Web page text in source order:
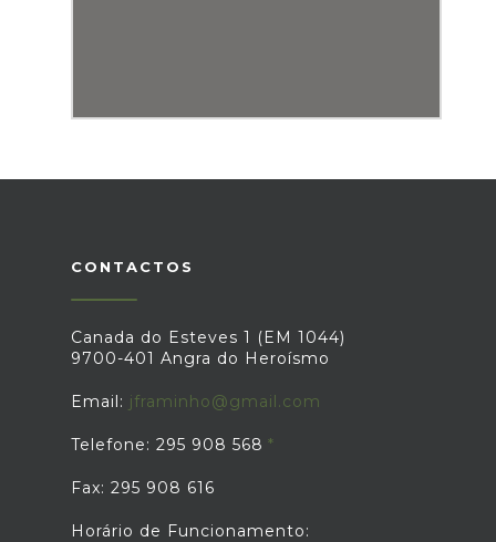
CONTACTOS
Canada do Esteves 1 (EM 1044)
9700-401 Angra do Heroísmo
Email: jframinho@gmail.com
Telefone: 295 908 568
Fax: 295 908 616
Horário de Funcionamento: